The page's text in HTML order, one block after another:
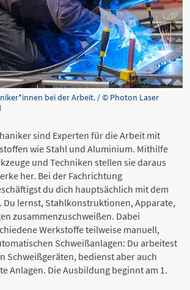
bei der Arbeit. / © Photon Laser
sind Experten für die Arbeit mit
wie Stahl und Aluminium. Mithilfe
und Techniken stellen sie daraus
her. Bei der Fachrichtung
du dich hauptsächlich mit dem
Du lernst, Stahlkonstruktionen, Apparate,
zusammenzuschweißen. Dabei
Werkstoffe teilweise manuell,
Schweißanlagen: Du arbeitest
Schweißgeräten, bedienst aber auch
Anlagen. Die Ausbildung beginnt am 1.